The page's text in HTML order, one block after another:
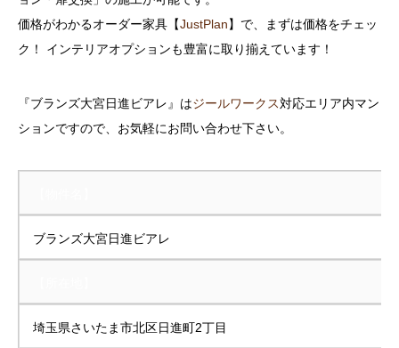
価格がわかるオーダー家具【JustPlan】で、まずは価格をチェッ
ク！ インテリアオプションも豊富に取り揃えています！
『ブランズ大宮日進ビアレ』はジールワークス対応エリア内マン
ションですので、お気軽にお問い合わせ下さい。
ブランズ大宮日進ビアレ
埼玉県さいたま市北区日進町2丁目